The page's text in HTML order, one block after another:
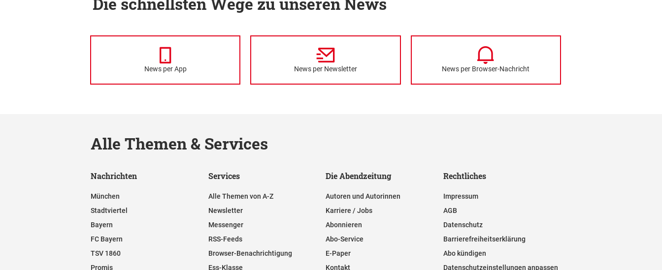
News per App News per Newsletter News per Browser-Nachricht
Alle Themen & Services
Nachrichten
München
Stadtviertel
Bayern
FC Bayern
TSV 1860
Promis
Services
Alle Themen von A-Z
Newsletter
Messenger
RSS-Feeds
Browser-Benachrichtigung
Ess-Klasse
Die Abendzeitung
Autoren und Autorinnen
Karriere / Jobs
Abonnieren
Abo-Service
E-Paper
Kontakt
Rechtliches
Impressum
AGB
Datenschutz
Barrierefreiheitserklärung
Abo kündigen
Datenschutzeinstellungen anpassen